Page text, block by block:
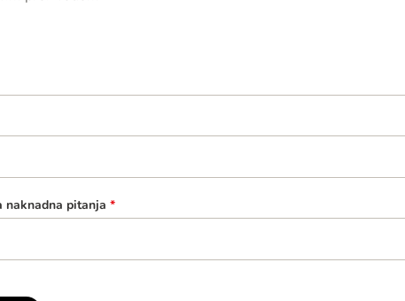
naknadna pitanja *